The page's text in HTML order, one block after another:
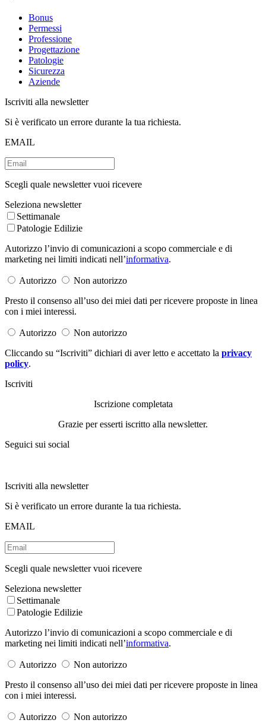
Bonus
Permessi
Professione
Progettazione
Patologie
Sicurezza
Aziende
Iscriviti alla newsletter
Si è verificato un errore durante la tua richiesta.
EMAIL
Scegli quale newsletter vuoi ricevere
Seleziona newsletter
Settimanale
Patologie Edilizie
Autorizzo l’invio di comunicazioni a scopo commerciale e di
marketing nei limiti indicati nell’informativa.
Autorizzo
Non autorizzo
Presto il consenso all’uso dei miei dati per ricevere proposte in linea
con i miei interessi.
Autorizzo
Non autorizzo
Cliccando su “Iscriviti” dichiari di aver letto e accettato la privacy
policy.
Iscriviti
Iscrizione completata
Grazie per esserti iscritto alla newsletter.
Seguici sui social
Iscriviti alla newsletter
Si è verificato un errore durante la tua richiesta.
EMAIL
Scegli quale newsletter vuoi ricevere
Seleziona newsletter
Settimanale
Patologie Edilizie
Autorizzo l’invio di comunicazioni a scopo commerciale e di
marketing nei limiti indicati nell’informativa.
Autorizzo
Non autorizzo
Presto il consenso all’uso dei miei dati per ricevere proposte in linea
con i miei interessi.
Autorizzo
Non autorizzo